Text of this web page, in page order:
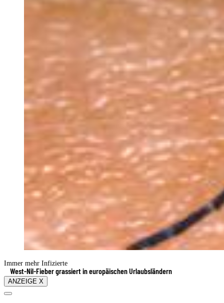
Immer mehr Infizierte
West-Nil-Fieber grassiert in europäischen Urlaubsländern
ANZEIGE X